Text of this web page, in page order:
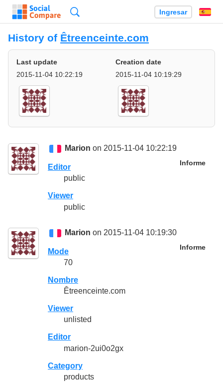
Ingresar
History of Êtreenceinte.com
Last update
2015-11-04 10:22:19
Creation date
2015-11-04 10:19:29
Marion on 2015-11-04 10:22:19
Informe
Editor
public
Viewer
public
Marion on 2015-11-04 10:19:30
Informe
Mode
70
Nombre
Êtreenceinte.com
Viewer
unlisted
Editor
marion-2ui0o2gx
Category
products